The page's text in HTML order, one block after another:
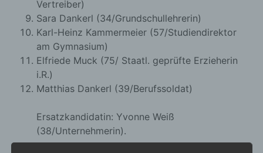
Vertreiber)
Sara Dankerl (34/Grundschullehrerin)
Karl-Heinz Kammermeier (57/Studiendirektor
am Gymnasium)
Elfriede Muck (75/ Staatl. geprüfte Erzieherin
i.R.)
Matthias Dankerl (39/Berufssoldat)
Ersatzkandidatin: Yvonne Weiß
(38/Unternehmerin).